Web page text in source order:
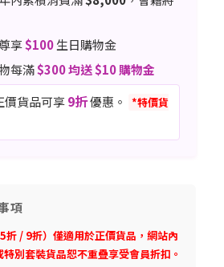
享$100生日購物金
每滿$300 均送 $10 購物金
價貨品可享9折優惠。
*特價貨
項
折 / 9折）僅適用於正價貨品，網站內
別套裝貨品恕不重疊享受會員折扣。